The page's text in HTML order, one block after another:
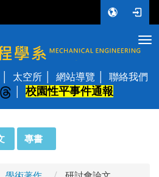
大學 機械工程學系
太空所 網站導覽
聯絡我們
校園性平事件通報
專書